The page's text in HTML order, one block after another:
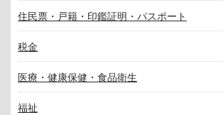
住民票・戸籍・印鑑証明・パスポート
税金
医療・健康保健・食品衛生
福祉